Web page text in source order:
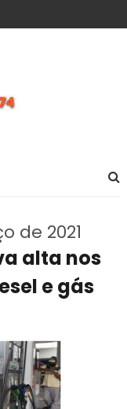
de 2021
alta nos
e gás